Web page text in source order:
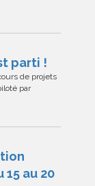
parti !
de projets
par
au 20